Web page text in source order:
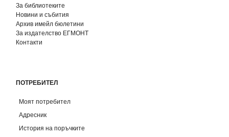
За библиотеките
Новини и събития
Архив имейл бюлетини
За издателство ЕГМОНТ
Контакти
ПОТРЕБИТЕЛ
Моят потребител
Адресник
История на поръчките